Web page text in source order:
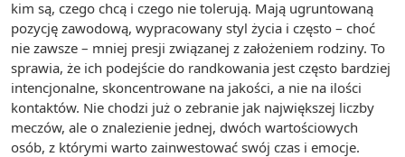
kim są, czego chcą i czego nie tolerują. Mają ugruntowaną
pozycję zawodową, wypracowany styl życia i często – choć
nie zawsze – mniej presji związanej z założeniem rodziny. To
sprawia, że ich podejście do randkowania jest często bardziej
intencjonalne, skoncentrowane na jakości, a nie na ilości
kontaktów. Nie chodzi już o zebranie jak największej liczby
meczów, ale o znalezienie jednej, dwóch wartościowych
osób, z którymi warto zainwestować swój czas i emocje.